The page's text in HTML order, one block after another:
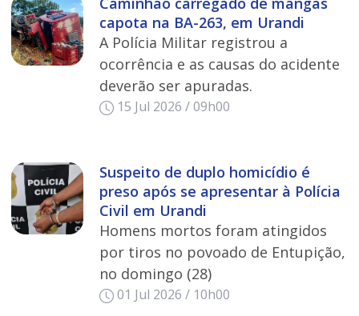
capota na BA-263, em Urandi
A Polícia Militar registrou a
ocorrência e as causas do acidente
deverão ser apuradas.
15 Jul 2026 / 09h00
Suspeito de duplo homicídio é
preso após se apresentar à Polícia
Civil em Urandi
Homens mortos foram atingidos
por tiros no povoado de Entupição,
no domingo (28)
01 Jul 2026 / 10h00